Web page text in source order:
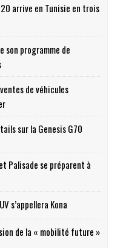
arrive en Tunisie en trois
son programme de
de véhicules
sur la Genesis G70
Palisade se préparent à
s’appellera Kona
de la « mobilité future »